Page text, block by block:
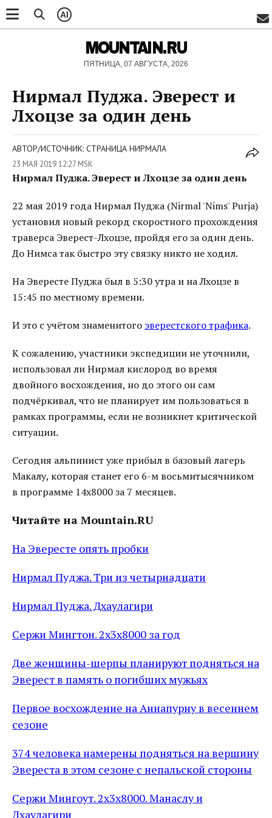
AI
MOUNTAIN.RU
ПЯТНИЦА, 07 АВГУСТА, 2026
Нирмал Пуджа. Эверест и
Лхоцзе за один день
АВТОР/ИСТОЧНИК: СТРАНИЦА НИРМАЛА
23 МАЯ 2019 12:27 MSK
Нирмал Пуджа. Эверест и Лхоцзе за один день
22 мая 2019 года Нирмал Пуджа (Nirmal 'Nims' Purja)
установил новый рекорд скоростного прохождения
траверса Эверест-Лхоцзе, пройдя его за один день.
До Нимса так быстро эту связку никто не ходил.
На Эвересте Пуджа был в 5:30 утра и на Лхоцзе в
15:45 по местному времени.
И это с учётом знаменитого эверестского трафика.
К сожалению, участники экспедиции не уточнили,
использовал ли Нирмал кислород во время
двойного восхождения, но до этого он сам
подчёркивал, что не планирует им пользоваться в
рамках программы, если не возникнет критической
ситуации.
Сегодня альпинист уже прибыл в базовый лагерь
Макалу, которая станет его 6-м восьмитысячником
в программе 14x8000 за 7 месяцев.
Читайте на Mountain.RU
На Эвересте опять пробки
Нирмал Пуджа. Три из четырнадцати
Нирмал Пуджа. Дхаулагири
Сержи Мингтон. 2x3x8000 за год
Две женщины-шерпы планируют подняться на
Эверест в память о погибших мужьях
Первое восхождение на Аннапурну в весеннем
сезоне
374 человека намерены подняться на вершину
Эвереста в этом сезоне с непальской стороны
Сержи Мингоут. 2x3x8000. Манаслу и
Дхаулагири